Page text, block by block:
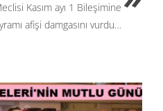
Kasım ayı 1 Bileşimine
afişi damgasını vurdu…